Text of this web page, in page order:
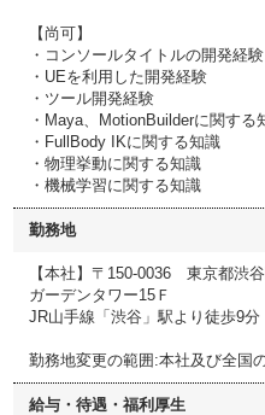
【尚可】
・コンソールタイトルの開発経験
・UEを利用した開発経験
・ツール開発経験
・Maya、MotionBuilderに関する
・FullBody IKに関する知識
・物理挙動に関する知識
・機械学習に関する知識
勤務地
【本社】〒150-0036 東京都渋
ガーデンタワー15Ｆ
JR山手線「渋谷」駅より徒歩9分
勤務地変更の範囲:本社及び全国
給与・待遇・福利厚生